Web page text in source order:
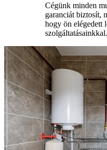
Cégünk minden
garanciát biztosít,
hogy ön elégedett
szolgáltatásainkkal.